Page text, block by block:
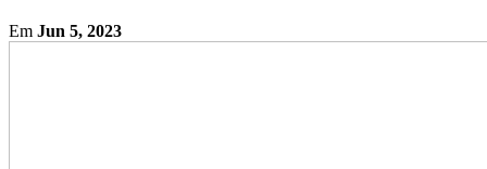
Em Jun 5, 2023